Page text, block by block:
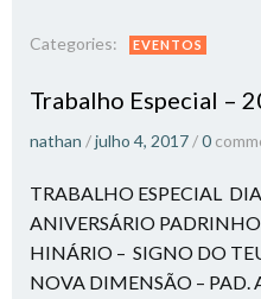
Categories: EVENTOS
Trabalho Especial –
nathan /julho 4, 2017 /0
TRABALHO ESPECIAL
ANIVERSÁRIO
HINÁRIO – SIGNO DO
NOVA DIMENSÃO – PAD.